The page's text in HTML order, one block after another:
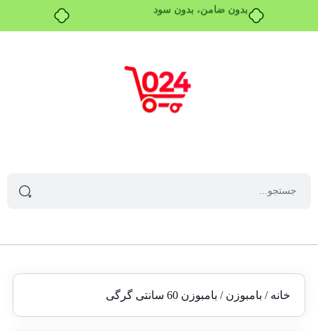
بدون ضامن، بدون سود
خانه / بامبوزن / بامبوزن 60 سانتی گرگی